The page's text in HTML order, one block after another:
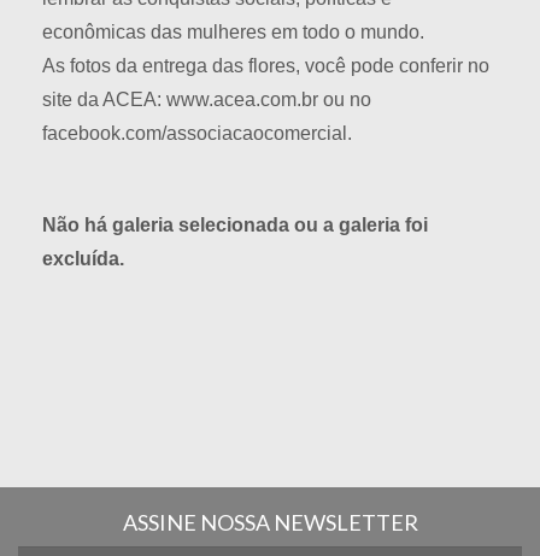
econômicas das mulheres em todo o mundo.
As fotos da entrega das flores, você pode conferir no
site da ACEA: www.acea.com.br ou no
facebook.com/associacaocomercial.
Não há galeria selecionada ou a galeria foi
excluída.
ASSINE NOSSA NEWSLETTER